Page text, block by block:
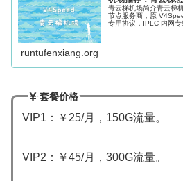
青云梯机场简介青云梯
节点服务商，原
专用协议，IPLC 内网专
runtufenxiang.org
套餐价格
VIP1：￥25/月，150G流量。
VIP2：￥45/月，300G流量。